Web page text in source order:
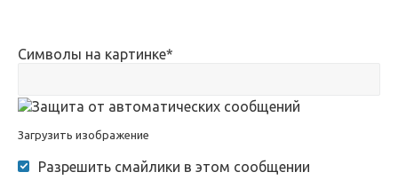
Символы на картинке*
Загрузить изображение
Разрешить смайлики в этом сообщении